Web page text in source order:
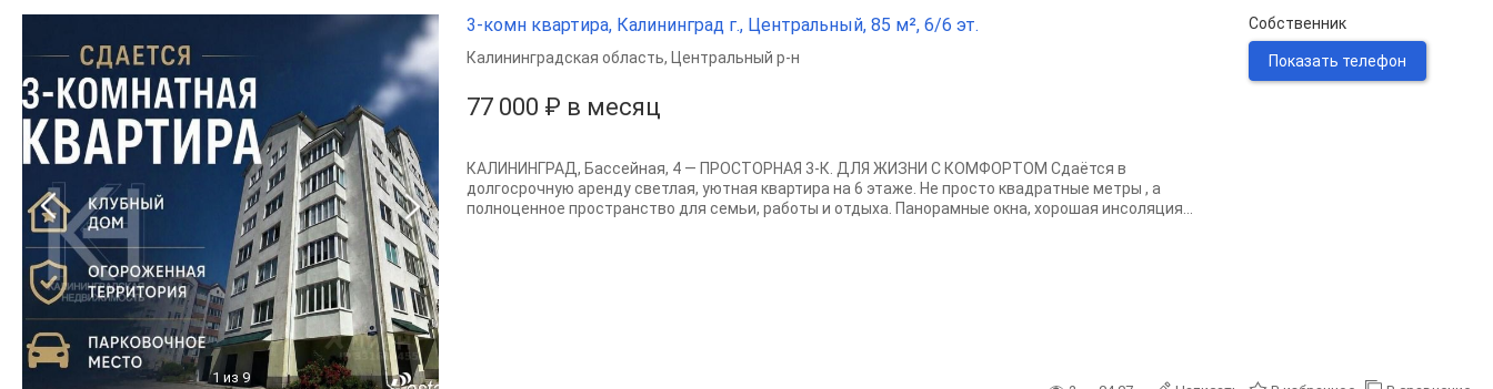
1 из 9
3-комн квартира, Калининград г., Центральный, 85 м², 6/6 эт.
77 000 ₽ в месяц
Калининградская область, Центральный р-н
КАЛИНИНГРАД, Бассейная, 4 — ПРОСТОРНАЯ 3-К. ДЛЯ ЖИЗНИ С КОМФОРТОМ Сдаётся в
долгосрочную аренду светлая, уютная квартира на 6 этаже. Не просто квадратные метры , а
полноценное пространство для семьи, работы и отдыха. Панорамные окна, хорошая инсоляция...
Собственник
Показать телефон